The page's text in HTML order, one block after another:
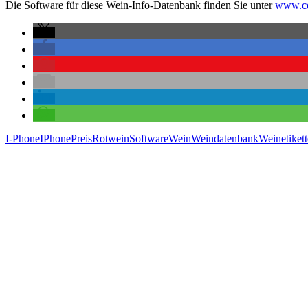
Die Software für diese Wein-Info-Datenbank finden Sie unter
I-PhoneIPhonePreisRotweinSoftwareWeinWeindatenbank